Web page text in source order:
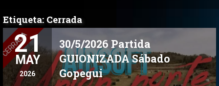
Etiqueta: Cerrada
30/5/2026 Partida
GUIONIZADA Sábado
Gopegui
21
MAY
2026